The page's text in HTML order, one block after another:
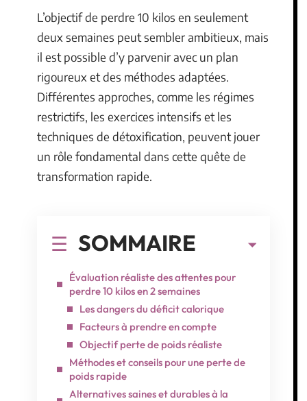
L’objectif de perdre 10 kilos en seulement
deux semaines peut sembler ambitieux, mais
il est possible d’y parvenir avec un plan
rigoureux et des méthodes adaptées.
Différentes approches, comme les régimes
restrictifs, les exercices intensifs et les
techniques de détoxification, peuvent jouer
un rôle fondamental dans cette quête de
transformation rapide.
SOMMAIRE
Évaluation réaliste des attentes pour
perdre 10 kilos en 2 semaines
Les dangers du déficit calorique
Facteurs à prendre en compte
Objectif perte de poids réaliste
Méthodes et conseils pour une perte de
poids rapide
Alternatives saines et durables à la